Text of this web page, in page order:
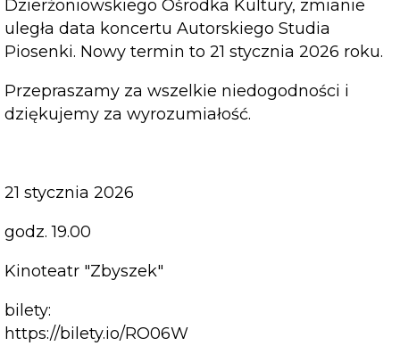
Dzierżoniowskiego Ośrodka Kultury, zmianie
uległa data koncertu Autorskiego Studia
Piosenki. Nowy termin to 21 stycznia 2026 roku.
Przepraszamy za wszelkie niedogodności i
dziękujemy za wyrozumiałość.
21 stycznia 2026
godz. 19.00
Kinoteatr "Zbyszek"
bilety:
https://bilety.io/RO06W